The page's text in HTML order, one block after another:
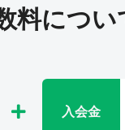
料につい
入会金